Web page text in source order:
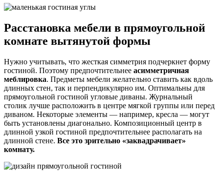
Расстановка мебели в прямоугольной
комнате вытянутой формы
Нужно учитывать, что жесткая симметрия подчеркнет форму
гостиной. Поэтому предпочтительнее асимметричная
меблировка. Предметы мебели желательно ставить как вдоль
длинных стен, так и перпендикулярно им. Оптимальны для
прямоугольной гостиной угловые диваны. Журнальный
столик лучше расположить в центре мягкой группы или перед
диваном. Некоторые элементы ― например, кресла ― могут
быть установлены диагонально. Композиционный центр в
длинной узкой гостиной предпочтительнее располагать на
длинной стене. Все это зрительно «заквадрачивает»
комнату.